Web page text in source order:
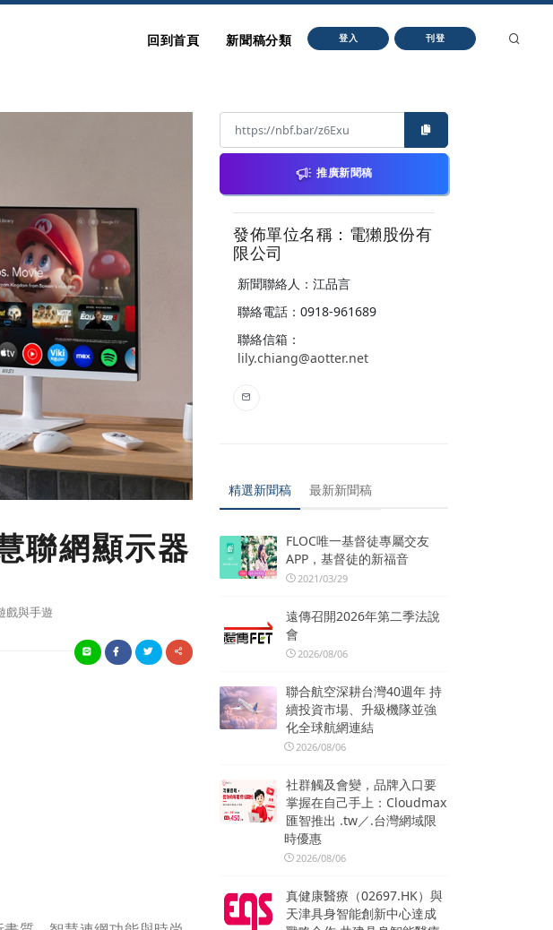
回到首頁 新聞稿分類 登入 刊登
聯網顯示器
戲與手遊
推廣新聞稿
發佈單位名稱：電獺股份有
限公司
新聞聯絡人：江品言
聯絡電話：0918-961689
聯絡信箱：
lily.chiang@aotter.net
精選新聞稿 最新新聞稿
FLOC唯一基督徒專屬交友
APP，基督徒的新福音
2021/03/29
遠傳召開2026年第二季法說
會
2026/08/06
聯合航空深耕台灣40週年 持
續投資市場、升級機隊並強
化全球航網連結
2026/08/06
社群觸及會變，品牌入口要
掌握在自己手上：Cloudmax
匯智推出 .tw／.台灣網域限
時優惠
2026/08/06
真健康醫療（02697.HK）與
天津具身智能創新中心達成